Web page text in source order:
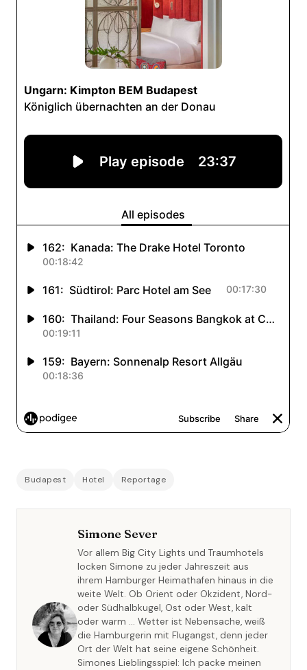
Budapest Hotel Reportage
Simone Sever
Vor allem Big City Lights und Traumhotels
locken Simone zu jeder Jahreszeit aus
ihrem Hamburger Heimathafen hinaus in die
weite Welt. Ob Orient oder Okzident, Nord-
oder Südhalbkugel, Ost oder West, kalt
oder warm … Wetter ist Nebensache, weiß
die Hamburgerin mit Flugangst, denn jeder
Ort der Welt hat seine eigene Schönheit.
Simones Lieblingsspiel: Ich packe meinen